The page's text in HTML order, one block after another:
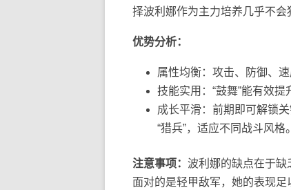
择波利娜作为主力培养几乎不会
优势分析：
属性均衡：攻击、防御、
技能实用：“鼓舞”能有效
成长平滑：前期即可解锁
“猎兵”，适应不同战斗风格。
注意事项： 波利娜的缺点在于
面对的是轻甲敌军，她的表现